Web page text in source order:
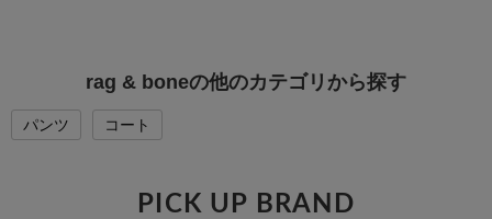
rag & boneの他のカテゴリから探す
パンツ コート
PICK UP BRAND